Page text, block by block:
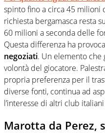
spinto fino a circa 45 milioni
richiesta bergamasca resta
60 milioni a seconda delle
Questa differenza ha
negoziati. Un elemento che
volontà del giocatore.
propria preferenza per il
diverse fonti, continua ad
l’interesse di altri club
Marotta da Perez,